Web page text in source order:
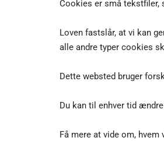
Cookies er små tekstfiler,
Loven fastslår, at vi kan
alle andre typer cookies
Dette websted bruger
Du kan til enhver tid
Få mere at vide om,